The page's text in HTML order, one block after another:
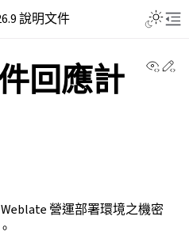
說明文件
回應計
營運部署環境之機密